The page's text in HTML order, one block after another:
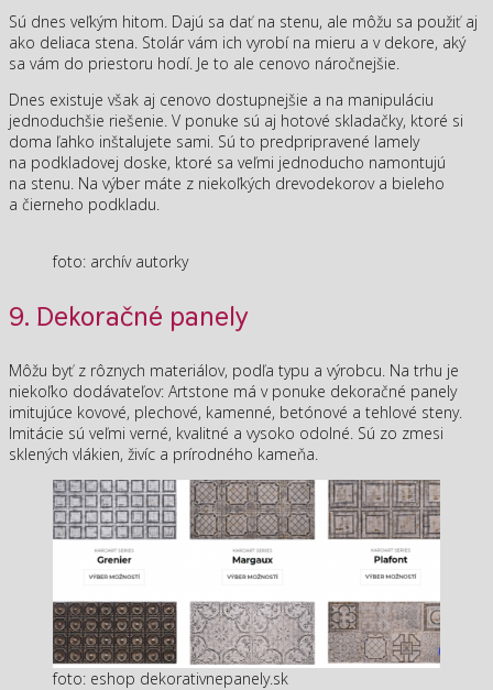
Sú dnes veľkým hitom. Dajú sa dať na stenu, ale môžu sa použiť aj
ako deliaca stena. Stolár vám ich vyrobí na mieru a v dekore, aký
sa vám do priestoru hodí. Je to ale cenovo náročnejšie.
Dnes existuje však aj cenovo dostupnejšie a na manipuláciu
jednoduchšie riešenie. V ponuke sú aj hotové skladačky, ktoré si
doma ľahko inštalujete sami. Sú to predpripravené lamely
na podkladovej doske, ktoré sa veľmi jednoducho namontujú
na stenu. Na výber máte z niekoľkých drevodekorov a bieleho
a čierneho podkladu.
foto: archív autorky
9. Dekoračné panely
Môžu byť z rôznych materiálov, podľa typu a výrobcu. Na trhu je
niekoľko dodávateľov: Artstone má v ponuke dekoračné panely
imitujúce kovové, plechové, kamenné, betónové a tehlové steny.
Imitácie sú veľmi verné, kvalitné a vysoko odolné. Sú zo zmesi
sklených vlákien, živíc a prírodného kameňa.
foto: eshop dekorativnepanely.sk